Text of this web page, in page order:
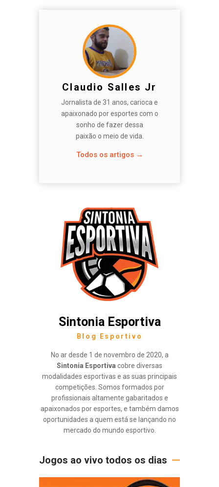
Claudio Salles Jr
Jornalista de 31 anos, carioca e
apaixonado por esportes com o
sonho de fazer dessa
paixão o meio de vida.
Todos os artigos →
Sintonia Esportiva
Blog Esportivo
No ar desde 1 de novembro de 2020, a
Sintonia Esportiva cobre diversas
modalidades esportivas e as suas principais
competições. Somos formados por
profissionais altamente gabaritados e
apaixonados por esportes, e também damos
oportunidades a quem está se lançando no
mercado do mundo esportivo.
Jogos ao vivo todos os dias